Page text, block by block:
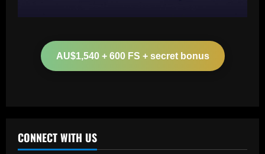
AU$1,540 + 600 FS + secret bonus
CONNECT WITH US
2
mistake by signing £51m "machine"
3